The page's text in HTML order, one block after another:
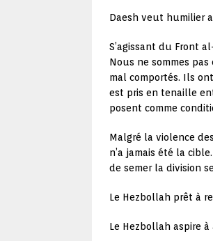
Daesh veut humilier
S’agissant du Front
Nous ne sommes
mal comportés. Ils
est pris en tenaille
posent comme
Malgré la violence
n’a jamais été la
de semer la division
Le Hezbollah prêt à
Le Hezbollah aspire